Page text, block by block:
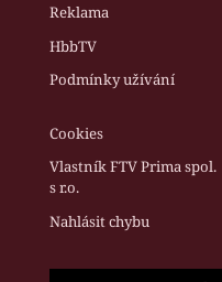
Reklama
HbbTV
Podmínky užívání
Cookies
Vlastník FTV Prima spol.
s r.o.
Nahlásit chybu